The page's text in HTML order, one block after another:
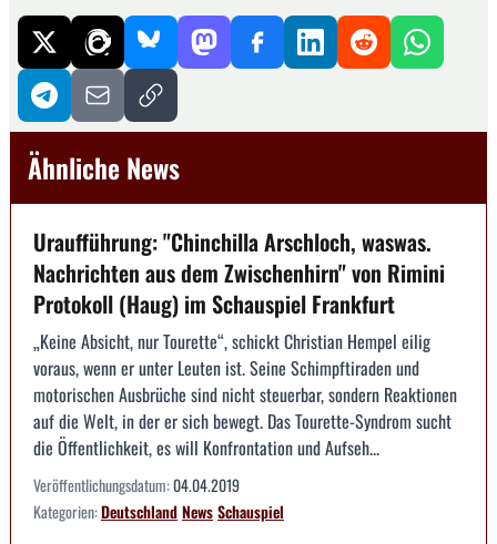
Ähnliche News
Uraufführung: "Chinchilla Arschloch, waswas.
Nachrichten aus dem Zwischenhirn" von Rimini
Protokoll (Haug) im Schauspiel Frankfurt
„Keine Absicht, nur Tourette“, schickt Christian Hempel eilig
voraus, wenn er unter Leuten ist. Seine Schimpftiraden und
motorischen Ausbrüche sind nicht steuerbar, sondern Reaktionen
auf die Welt, in der er sich bewegt. Das Tourette-Syndrom sucht
die Öffentlichkeit, es will Konfrontation und Aufseh...
Veröffentlichungsdatum:04.04.2019
Kategorien:DeutschlandNewsSchauspiel